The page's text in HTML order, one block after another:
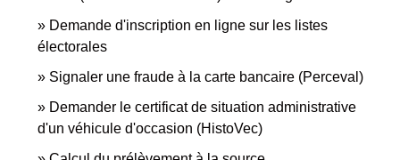
Demande d'inscription en ligne sur les listes
électorales
Signaler une fraude à la carte bancaire (Perceval)
Demander le certificat de situation administrative
d'un véhicule d'occasion (HistoVec)